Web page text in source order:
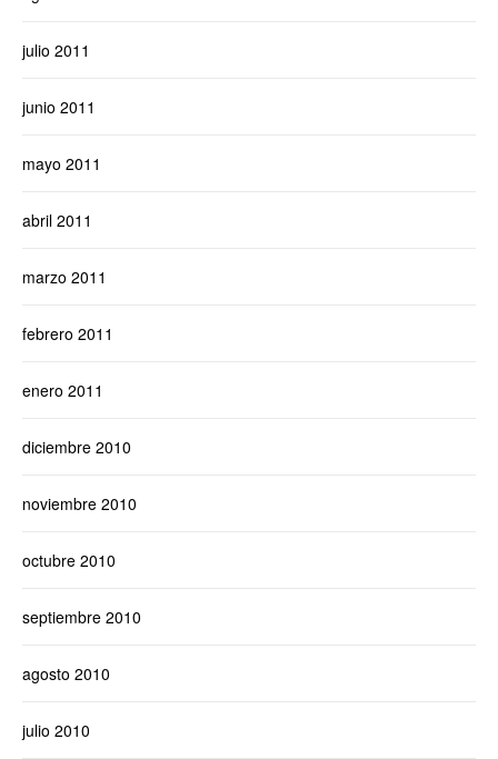
julio 2011
junio 2011
mayo 2011
abril 2011
marzo 2011
febrero 2011
enero 2011
diciembre 2010
noviembre 2010
octubre 2010
septiembre 2010
agosto 2010
julio 2010